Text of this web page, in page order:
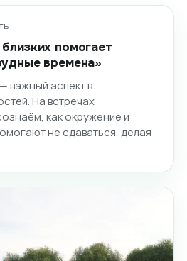
помогает
времена»
важный аспект в
На встречах
как окружение и
не сдаваться, делая